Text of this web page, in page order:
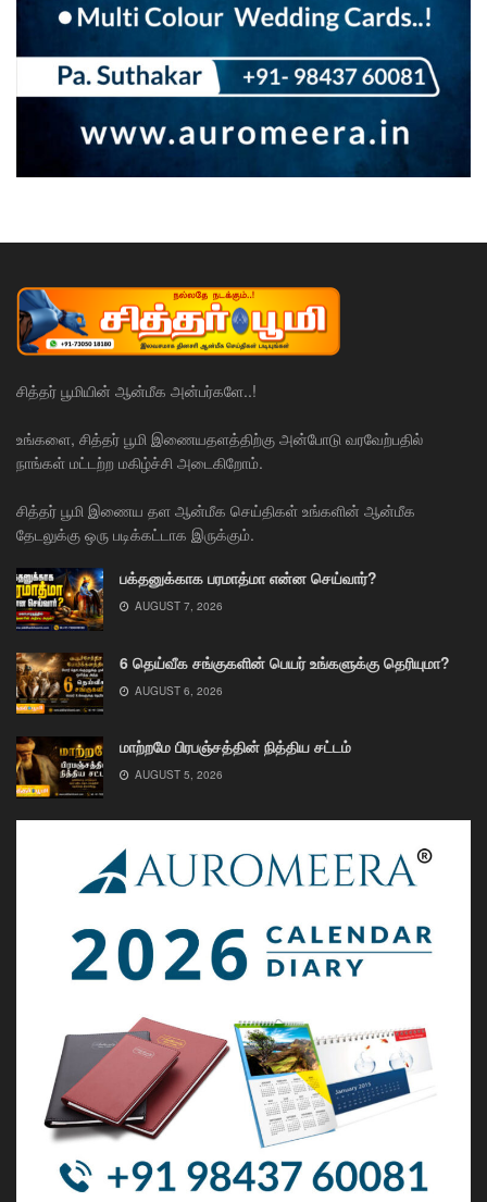
சித்தர் பூமியின் ஆன்மீக அன்பர்களே..!
உங்களை, சித்தர் பூமி இணையதளத்திற்கு அன்போடு வரவேற்பதில்
நாங்கள் மட்டற்ற மகிழ்ச்சி அடைகிறோம்.
சித்தர் பூமி இணைய தள ஆன்மீக செய்திகள் உங்களின் ஆன்மீக
தேடலுக்கு ஒரு படிக்கட்டாக இருக்கும்.
பக்தனுக்காக பரமாத்மா என்ன செய்வார்?
AUGUST 7, 2026
6 தெய்வீக சங்குகளின் பெயர் உங்களுக்கு தெரியுமா?
AUGUST 6, 2026
மாற்றமே பிரபஞ்சத்தின் நித்திய சட்டம்
AUGUST 5, 2026